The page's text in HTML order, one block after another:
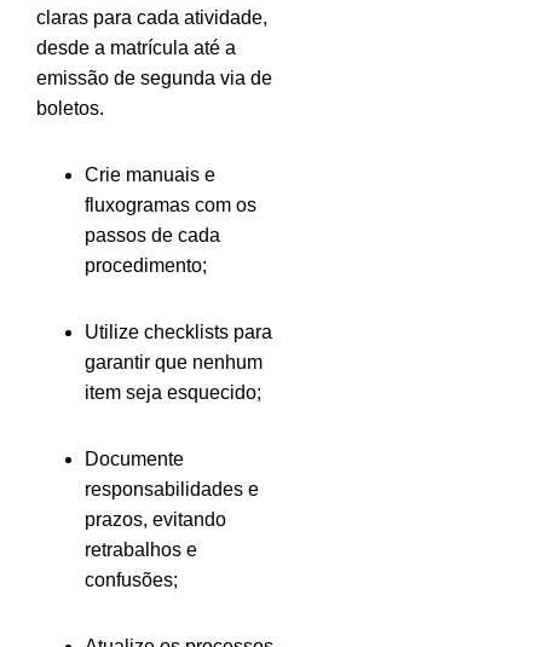
claras para cada atividade,
desde a matrícula até a
emissão de segunda via de
boletos.
Crie manuais e
fluxogramas com os
passos de cada
procedimento;
Utilize checklists para
garantir que nenhum
item seja esquecido;
Documente
responsabilidades e
prazos, evitando
retrabalhos e
confusões;